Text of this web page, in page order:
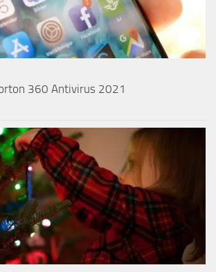
360 Antivirus 2021